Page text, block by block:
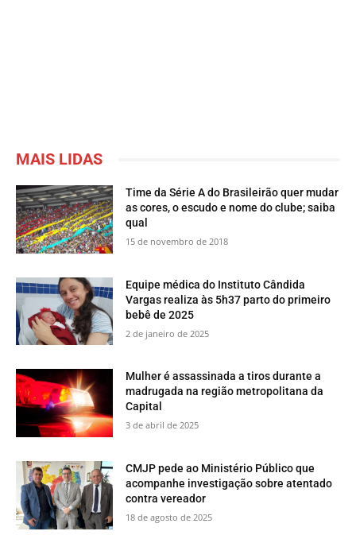
MAIS LIDAS
Time da Série A do Brasileirão quer mudar
as cores, o escudo e nome do clube; saiba
qual
15 de novembro de 2018
Equipe médica do Instituto Cândida
Vargas realiza às 5h37 parto do primeiro
bebê de 2025
2 de janeiro de 2025
Mulher é assassinada a tiros durante a
madrugada na região metropolitana da
Capital
3 de abril de 2025
CMJP pede ao Ministério Público que
acompanhe investigação sobre atentado
contra vereador
18 de agosto de 2025